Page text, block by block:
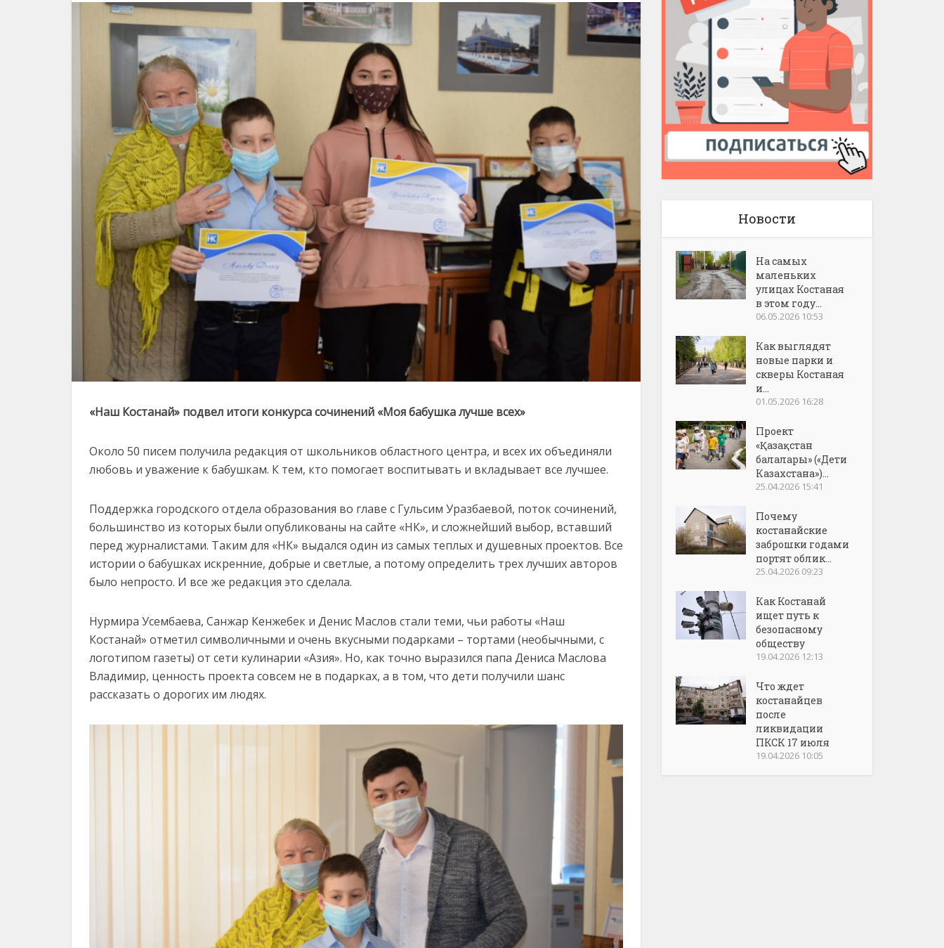
«Наш Костанай» подвел итоги конкурса сочинений «Моя бабушка лучше всех»
Около 50 писем получила редакция от школьников областного центра, и всех их объединяли
любовь и уважение к бабушкам. К тем, кто помогает воспитывать и вкладывает все лучшее.
Поддержка городского отдела образования во главе с Гульсим Уразбаевой, поток сочинений,
большинство из которых были опубликованы на сайте «НК», и сложнейший выбор, вставший
перед журналистами. Таким для «НК» выдался один из самых теплых и душевных проектов. Все
истории о бабушках искренние, добрые и светлые, а потому определить трех лучших авторов
было непросто. И все же редакция это сделала.
Нурмира Усембаева, Санжар Кенжебек и Денис Маслов стали теми, чьи работы «Наш
Костанай» отметил символичными и очень вкусными подарками – тортами (необычными, с
логотипом газеты) от сети кулинарии «Азия». Но, как точно выразился папа Дениса Маслова
Владимир, ценность проекта совсем не в подарках, а в том, что дети получили шанс
рассказать о дорогих им людях.
Новости
На самых
маленьких
улицах Костаная
в этом году...
06.05.2026 10:53
Как выглядят
новые парки и
скверы Костаная
и...
01.05.2026 16:28
Проект
«Қазақстан
балалары» («Дети
Казахстана»)...
25.04.2026 15:41
Почему
костанайские
заброшки годами
портят облик...
25.04.2026 09:23
Как Костанай
ищет путь к
безопасному
обществу
19.04.2026 12:13
Что ждет
костанайцев
после
ликвидации
ПКСК 17 июля
19.04.2026 10:05